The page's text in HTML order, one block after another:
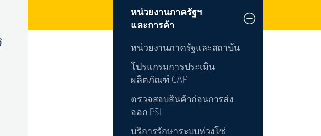
หน่วยงานภาครัฐฯ
และการค้า
หน่วยงานภาครัฐและสถาบัน
โปรแกรมการประเมิน
ผลิตภัณฑ์ CAP
ตรวจสอบสินค้าก่อนการส่ง
ออก PSI
บริการรักษาระบบห่วงโซ่